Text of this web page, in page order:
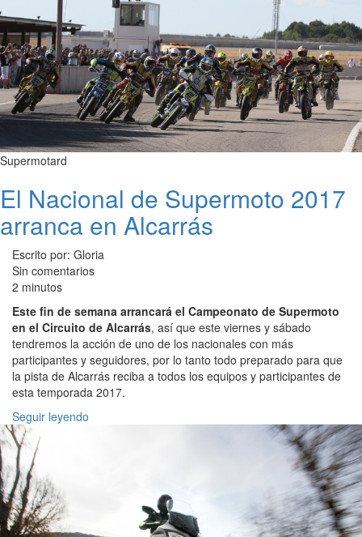
Supermotard
El Nacional de Supermoto 2017
arranca en Alcarrás
Escrito por: Gloria
Sin comentarios
2 minutos
Este fin de semana arrancará el Campeonato de Supermoto
en el Circuito de Alcarrás, así que este viernes y sábado
tendremos la acción de uno de los nacionales con más
participantes y seguidores, por lo tanto todo preparado para que
la pista de Alcarrás reciba a todos los equipos y participantes de
esta temporada 2017.
Seguir leyendo